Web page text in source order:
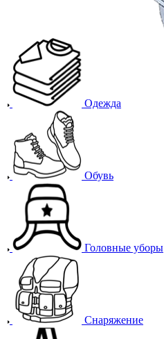
Одежда
Обувь
Головные уборы
Снаряжение